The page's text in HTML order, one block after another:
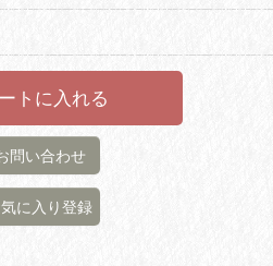
トに入れる
問い合わせ
に入り登録